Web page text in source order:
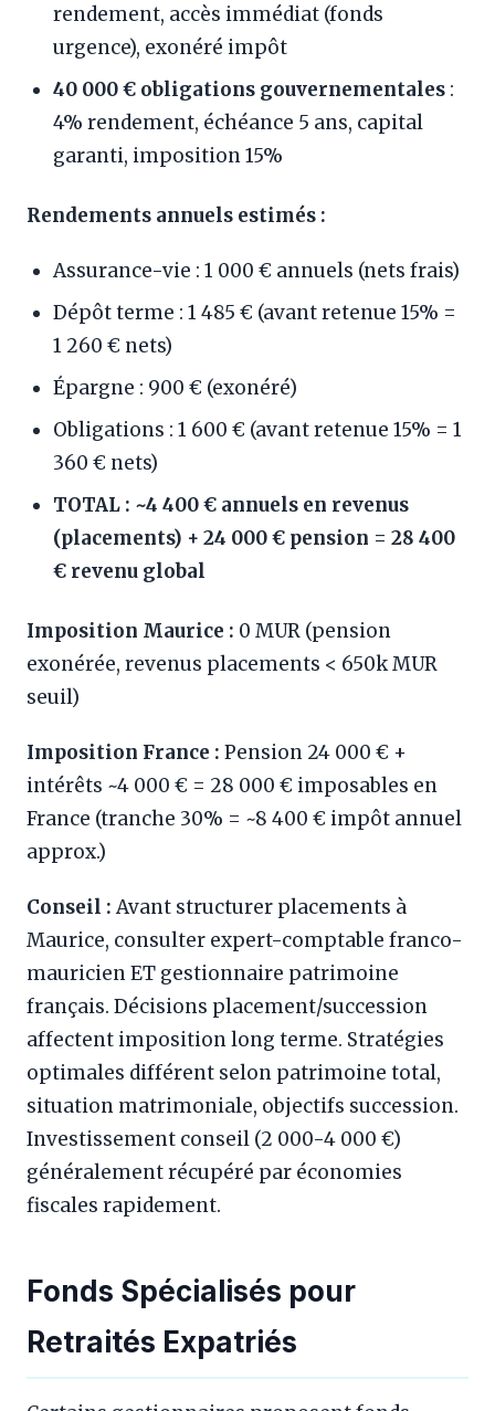
rendement, accès immédiat (fonds
urgence), exonéré impôt
40 000 € obligations gouvernementales :
4% rendement, échéance 5 ans, capital
garanti, imposition 15%
Rendements annuels estimés :
Assurance-vie : 1 000 € annuels (nets frais)
Dépôt terme : 1 485 € (avant retenue 15% =
1 260 € nets)
Épargne : 900 € (exonéré)
Obligations : 1 600 € (avant retenue 15% = 1
360 € nets)
TOTAL : ~4 400 € annuels en revenus
(placements) + 24 000 € pension = 28 400
€ revenu global
Imposition Maurice : 0 MUR (pension
exonérée, revenus placements < 650k MUR
seuil)
Imposition France : Pension 24 000 € +
intérêts ~4 000 € = 28 000 € imposables en
France (tranche 30% = ~8 400 € impôt annuel
approx.)
Conseil :Avant structurer placements à
Maurice, consulter expert-comptable franco-
mauricien ET gestionnaire patrimoine
français. Décisions placement/succession
affectent imposition long terme. Stratégies
optimales différent selon patrimoine total,
situation matrimoniale, objectifs succession.
Investissement conseil (2 000-4 000 €)
généralement récupéré par économies
fiscales rapidement.
Fonds Spécialisés pour
Retraités Expatriés